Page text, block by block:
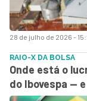
28 de julho de 2026 -
RAIO-X DA BOLSA
Onde está o
do Ibovespa —